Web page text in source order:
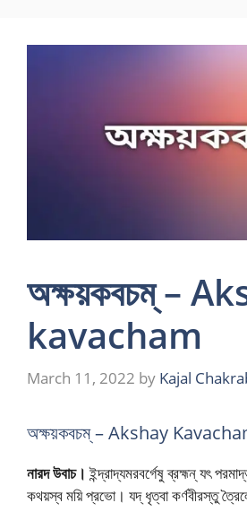
অক্ষয়কবচম্ –
kavacham
March 11, 2022 by Kajal
অক্ষয়কবচম্ – Akshay
নারদ উবাচ। ইন্দ্রাদ্যমরবর্গেষু ব্রহ্মন্ যৎ
কথয়স্ব ময়ি প্রভো। যদ্ ধৃত্বা কর্ণবীরস্তু